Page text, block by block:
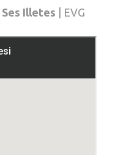
Ses Illetes | EVG